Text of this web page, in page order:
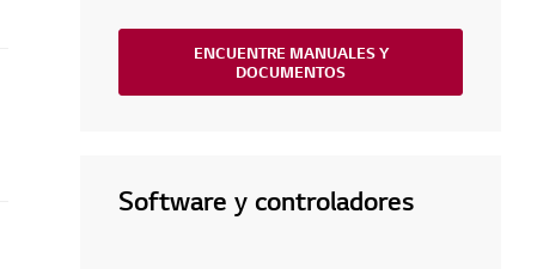
ENCUENTRE MANUALES Y
DOCUMENTOS
Software y controladores